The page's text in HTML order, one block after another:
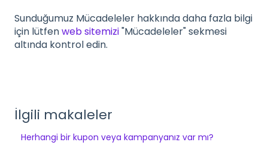
Sunduğumuz Mücadeleler hakkında daha fazla bilgi
için lütfenweb sitemizi"Mücadeleler" sekmesi
altında kontrol edin.
İlgili makaleler
Herhangi bir kupon veya kampanyanız var mı?